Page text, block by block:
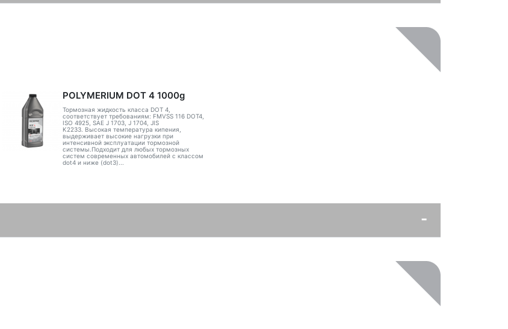
POLYMERIUM DOT 4 1000g
Тормозная жидкость класса DOT 4,
соответствует требованиям: FMVSS 116 DOT4,
ISO 4925, SAE J 1703, J 1704, JIS
K2233. Высокая температура кипения,
выдерживает высокие нагрузки при
интенсивной эксплуатации тормозной
системы.Подходит для любых тормозных
систем современных автомобилей с классом
dot4 и ниже (dot3)...